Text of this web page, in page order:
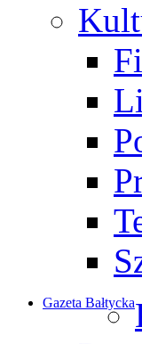
Gazeta Bałtycka